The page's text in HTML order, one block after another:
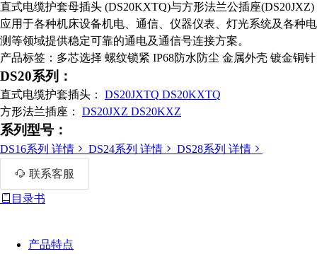
直式电缆护套母插头 (DS20KXTQ)与方形法兰公插座
应用于各种机床设备机电、通信、仪器仪表、灯光系统及各种
测等领域提供稳定可靠的通电及通信号连接方案。
产品标签：多芯选择 螺纹锁紧 IP68防水防尘 金属外壳 镀金铜
DS20系列：
直式电缆护套插头： DS20JXTQ DS20KXTQ
方形法兰插座：
DS20JXZ DS20KXZ
系列型号：
DS16系列 详情 DS24系列 详情 DS28系列 详情
联系客服
目录书
产品特点